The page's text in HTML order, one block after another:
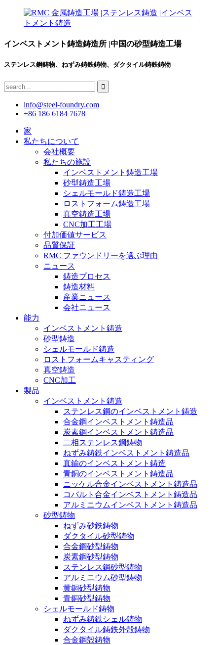
インベストメント鋳造鋳造所 |中国の砂型鋳造工場
ステンレス鋼鋳物、ねずみ鋳鉄鋳物、ダクタイル鋳鉄鋳物
info@steel-foundry.com
+86 186 6184 7678
家
私たちについて
会社概要
私たちの施設
インベストメント鋳造工場
砂型鋳造工場
シェルモールド鋳造工場
ロストフォーム鋳造工場
真空鋳造工場
CNC加工工場
付加価値サービス
品質保証
RMC ファウンドリーを選ぶ理由
ニュース
鋳造プロセス
鋳造材料
産業ニュース
会社ニュース
能力
インベストメント鋳造
砂型鋳造
シェルモールド鋳造
ロストフォームキャスティング
真空鋳造
CNC加工
製品
インベストメント鋳造
ステンレス鋼のインベストメント鋳造
合金鋼インベストメント鋳造品
炭素鋼インベストメント鋳造品
二相ステンレス鋼鋳物
ねずみ鋳鉄インベストメント鋳造品
真鍮のインベストメント鋳造
青銅のインベストメント鋳造品
ニッケル合金インベストメント鋳造品
コバルト合金インベストメント鋳造品
アルミニウムインベストメント鋳造品
砂型鋳物
ねずみ砂鉄鋳物
ダクタイル砂型鋳物
合金鋼砂型鋳物
炭素鋼砂型鋳物
ステンレス鋼砂型鋳物
アルミニウム砂型鋳物
黄銅砂型鋳物
青銅砂型鋳物
シェルモールド鋳物
ねずみ鋳鉄シェル鋳物
ダクタイル鋳鉄外殻鋳物
合金鋼殻鋳物